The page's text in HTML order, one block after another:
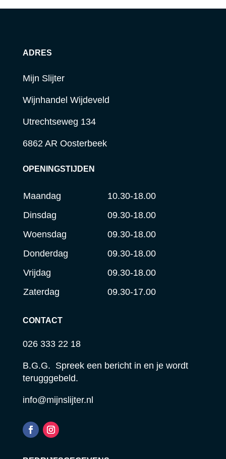
ADRES
Mijn Slijter
Wijnhandel Wijdeveld
Utrechtseweg 134
6862 AR Oosterbeek
OPENINGSTIJDEN
Maandag
10.30-18.00
Dinsdag
09.30-18.00
Woensdag
09.30-18.00
Donderdag
09.30-18.00
Vrijdag
09.30-18.00
Zaterdag
09.30-17.00
CONTACT
026 333 22 18
B.G.G. Spreek een bericht in en je wordt
terugggebeld.
info@mijnslijter.nl